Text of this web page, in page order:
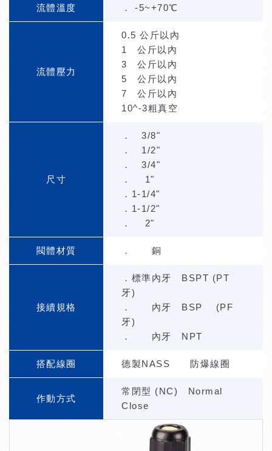
流體溫度 ． -5~+70℃
流體壓力
0.5 公斤以內
1 公斤以內
3 公斤以內
5 公斤以內
7 公斤以內
10^-3粗真空
尺寸
． 3/8"
． 1/2"
． 3/4"
． 1"
．1-1/4"
．1-1/2"
． 2"
閥體材質 ． 銅
接續規格
．標準內牙 BSPT (PT
牙)
． 內牙 BSP (PF
牙)
． 內牙 NPT
搭配線圈 德製NASS 防爆線圈
作動方式
常閉型 (NC) Normal
Close